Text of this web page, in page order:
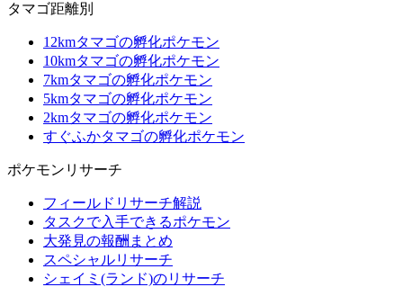
タマゴ距離別
12kmタマゴの孵化ポケモン
10kmタマゴの孵化ポケモン
7kmタマゴの孵化ポケモン
5kmタマゴの孵化ポケモン
2kmタマゴの孵化ポケモン
すぐふかタマゴの孵化ポケモン
ポケモンリサーチ
フィールドリサーチ解説
タスクで入手できるポケモン
大発見の報酬まとめ
スペシャルリサーチ
シェイミ(ランド)のリサーチ